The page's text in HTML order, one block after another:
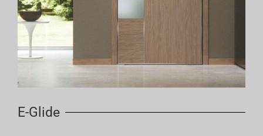
E-Glide